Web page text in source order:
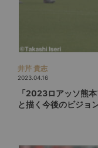
井芹 貴志
2023.04.16
「2023ロアッソ熊
と描く今後のビジョ